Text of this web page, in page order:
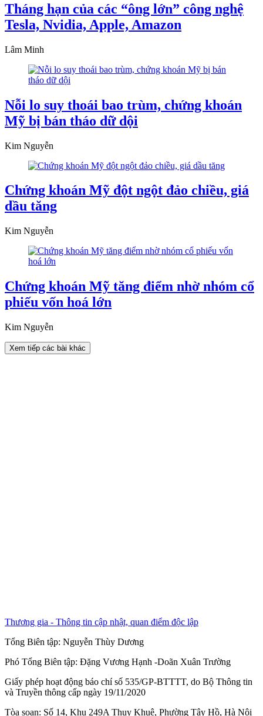
Tháng hạn của các “ông lớn” công nghệ
Tesla, Nvidia, Apple, Amazon
Lâm Minh
Nỗi lo suy thoái bao trùm, chứng khoán
Mỹ bị bán tháo dữ dội
Kim Nguyễn
Chứng khoán Mỹ đột ngột đảo chiều, giá
dầu tăng
Kim Nguyễn
Chứng khoán Mỹ tăng điểm nhờ nhóm cổ
phiếu vốn hoá lớn
Kim Nguyễn
Xem tiếp các bài khác
Thương gia - Thông tin cập nhật, quan điểm độc lập
Tổng Biên tập: Nguyễn Thùy Dương
Phó Tổng Biên tập: Đặng Vương Hạnh -Doãn Xuân Trường
Giấy phép hoạt động báo chí số 535/GP-BTTTT, do Bộ Thông tin
và Truyền thông cấp ngày 19/11/2020
Tòa soạn: Số 14, Khu 249A Thụy Khuê, Phường Tây Hồ, Hà Nội